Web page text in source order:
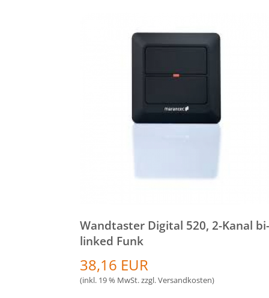
Wandtaster Digital 520, 2-Kanal bi-
linked Funk
38,16 EUR
(inkl. 19 % MwSt. zzgl.Versandkosten)